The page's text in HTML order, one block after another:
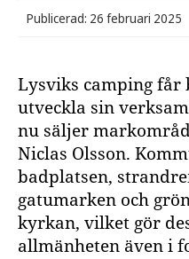
Publicerad: 26 februari 2025
Lysviks camping
utveckla sin
nu säljer
Niclas Olsson.
badplatsen,
gatumarken och
kyrkan, vilket gör
allmänheten även i